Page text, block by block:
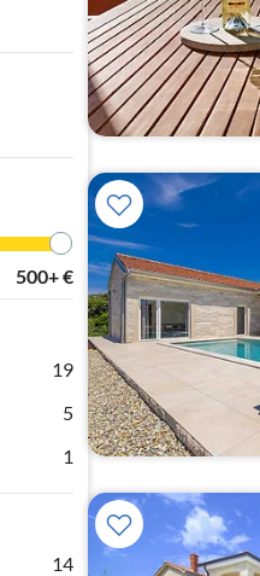
500+€
19
5
1
14